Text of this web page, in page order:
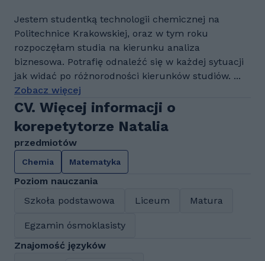
Jestem studentką technologii chemicznej na
Politechnice Krakowskiej, oraz w tym roku
rozpoczęłam studia na kierunku analiza
biznesowa. Potrafię odnaleźć się w każdej sytuacji
jak widać po różnorodności kierunków studiów. ...
Zobacz więcej
CV. Więcej informacji o
korepetytorze Natalia
przedmiotów
Chemia Matematyka
Poziom nauczania
Szkoła podstawowa
Liceum Matura
Egzamin ósmoklasisty
Znajomość języków